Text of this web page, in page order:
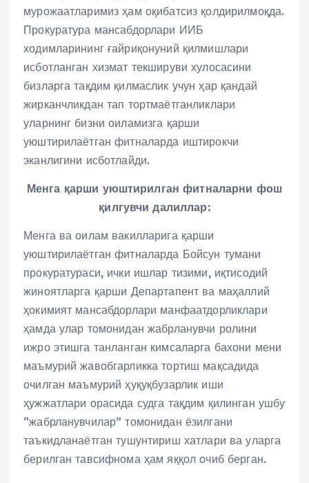
мурожаатларимиз ҳам оқибатсиз қолдирилмоқда.
Прокуратура мансабдорлари ИИБ
ходимларининг ғайриқонуний қилмишлари
исботланган хизмат текшируви хулосасини
бизларга тақдим қилмаслик учун ҳар қандай
жирканчликдан тап тортмаётганликлари
уларнинг бизни оиламизга қарши
уюштирилаётган фитналарда иштирокчи
эканлигини исботлайди.
Менга қарши уюштирилган фитналарни фош
қилгувчи далиллар:
Менга ва оилам вакилларига қарши
уюштирилаётган фитналарда Бойсун тумани
прокуратураси, ички ишлар тизими, иқтисодий
жиноятларга қарши Департапент ва маҳаллий
ҳокимият мансабдорлари манфаатдорликлари
ҳамда улар томонидан жабрланувчи ролини
ижро этишга танланган кимсаларга бахони мени
маъмурий жавобгарликка тортиш мақсадида
очилган маъмурий ҳуқуқбузарлик иши
ҳужжатлари орасида судга тақдим қилинган ушбу
“жабрланувчилар” томонидан ёзилгани
таъкидланаётган тушунтириш хатлари ва уларга
берилган тавсифнома ҳам яққол очиб берган.